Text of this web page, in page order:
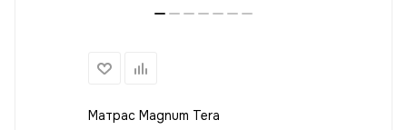
Матрас Magnum Tera